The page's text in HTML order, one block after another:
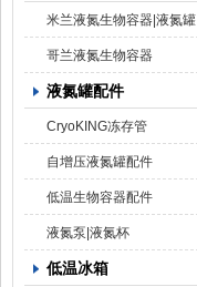
米兰液氮生物容器|液氮罐
哥兰液氮生物容器
液氮罐配件
CryoKING冻存管
自增压液氮罐配件
低温生物容器配件
液氮泵|液氮杯
低温冰箱